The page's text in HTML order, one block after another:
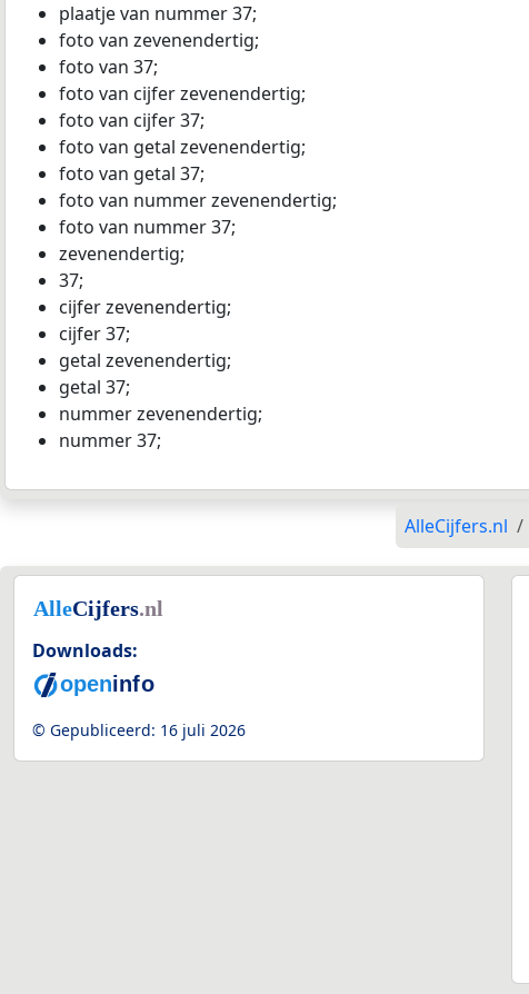
plaatje van nummer 37;
foto van zevenendertig;
foto van 37;
foto van cijfer zevenendertig;
foto van cijfer 37;
foto van getal zevenendertig;
foto van getal 37;
foto van nummer zevenendertig;
foto van nummer 37;
zevenendertig;
37;
cijfer zevenendertig;
cijfer 37;
getal zevenendertig;
getal 37;
nummer zevenendertig;
nummer 37;
AlleCijfers.nl
Downloads:
© Gepubliceerd: 16 juli 2026